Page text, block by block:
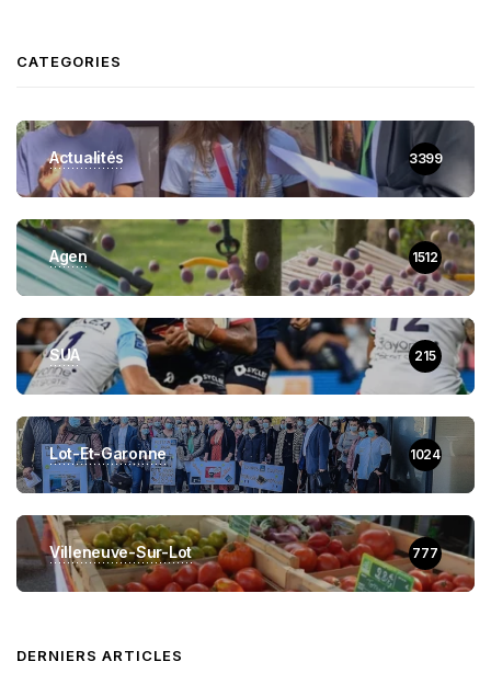
CATEGORIES
Actualités 3399
Agen 1512
SUA 215
Lot-Et-Garonne 1024
Villeneuve-Sur-Lot 777
DERNIERS ARTICLES